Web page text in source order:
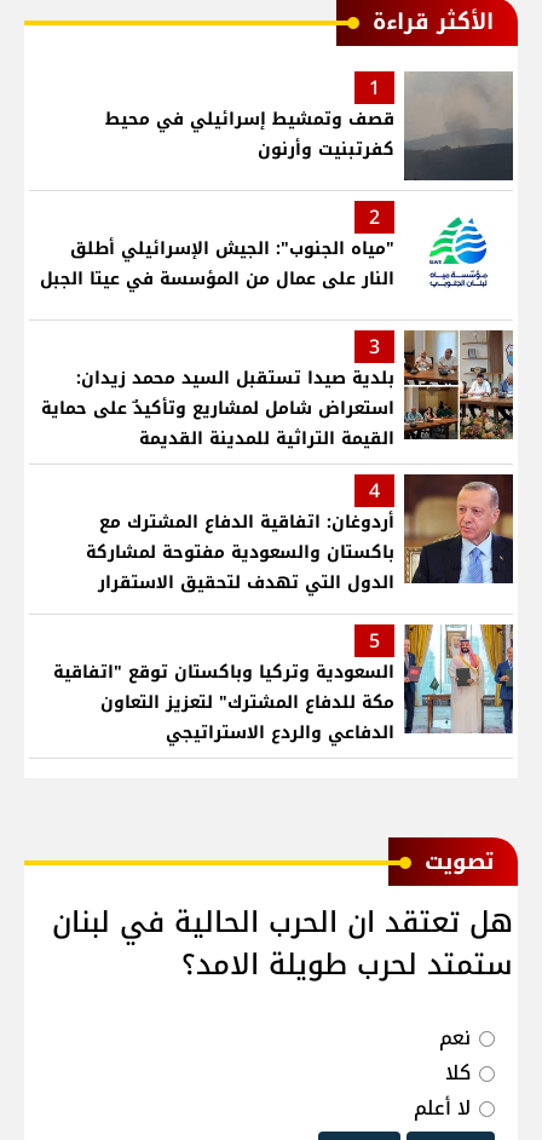
الأكثر قراءة
1
قصف وتمشيط إسرائيلي في محيط
كفرتبنيت وأرنون
2
"مياه الجنوب": الجيش الإسرائيلي أطلق
النار على عمال من المؤسسة في عيتا الجبل
3
بلدية صيدا تستقبل السيد محمد زيدان:
استعراض شامل لمشاريع وتأكيدٌ على حماية
القيمة التراثية للمدينة القديمة
4
أردوغان: اتفاقية الدفاع المشترك مع
باكستان والسعودية مفتوحة لمشاركة
الدول التي تهدف لتحقيق الاستقرار
بمنطقتنا
5
السعودية وتركيا وباكستان توقع "اتفاقية
مكة للدفاع المشترك" لتعزيز التعاون
الدفاعي والردع الاستراتيجي
ﺗﺼﻮﻳﺖ
هل تعتقد ان الحرب الحالية في لبنان
ستمتد لحرب طويلة الامد؟
نعم
كلا
لا أعلم